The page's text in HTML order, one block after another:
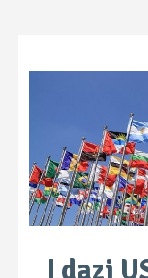
I dazi